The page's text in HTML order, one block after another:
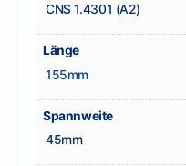
CNS 1.4301 (A2)
Länge
155mm
Spannweite
45mm